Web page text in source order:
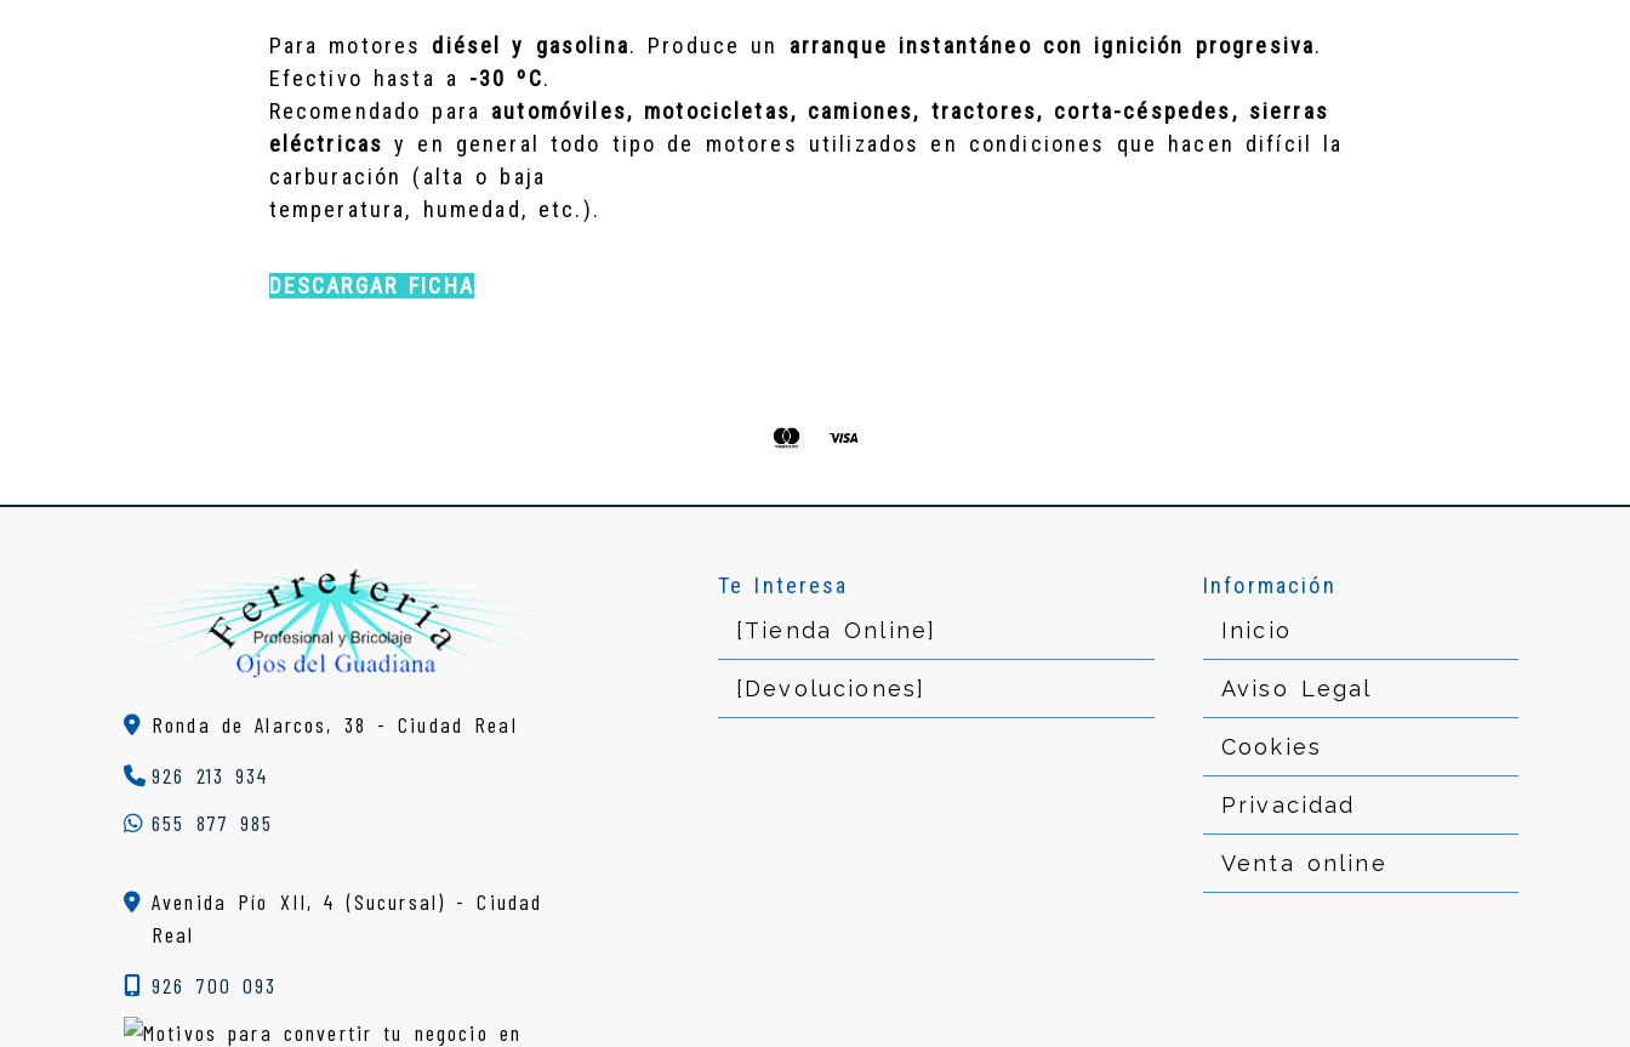
Para motores diésel y gasolina. Produce un arranque instantáneo con ignición progresiva.
Efectivo hasta a -30 ºC.
Recomendado para automóviles, motocicletas, camiones, tractores, corta-céspedes, sierras
eléctricas y en general todo tipo de motores utilizados en condiciones que hacen difícil la
carburación (alta o baja
temperatura, humedad, etc.).
DESCARGAR FICHA
Ronda de Alarcos, 38 -Ciudad Real
926 213 934
655 877 985
Avenida Pío XII, 4 (Sucursal) - Ciudad
Real
926 700 093
Te Interesa
[Tienda Online]
[Devoluciones]
Información
Inicio
Aviso Legal
Cookies
Privacidad
Venta online